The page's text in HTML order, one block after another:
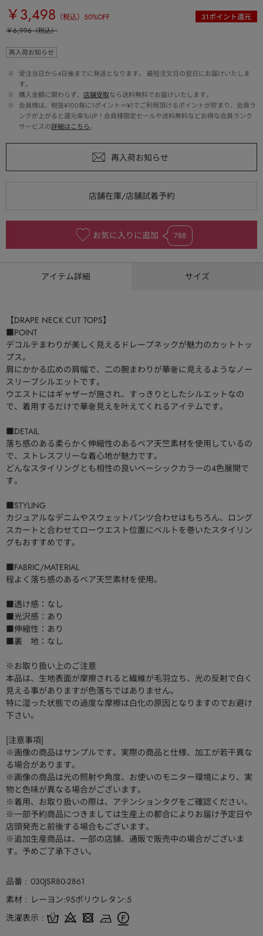
￥3,498 （税込） 50%OFF 31ポイント還元
￥6,996（税込）
再入荷お知らせ
※
受注当日から4日後までに発送となります。 最短注文日の翌日にお届けいたしま
す。
※
購入金額に関わらず、 店舗受取なら送料無料でお届けいたします。
※
会員様は、税抜¥100毎に1ポイント＝¥1でご利用頂けるポイントが貯まり、会員ラ
ンクが上がると還元率もUP！会員様限定セールや送料無料などお得な会員ランク
サービスの詳細はこちら。
お気に入りに追加 788
アイテム詳細 サイズ
【DRAPE NECK CUT TOPS】
■POINT
デコルテまわりが美しく見えるドレープネックが魅力のカットトッ
プス。
肩にかかる広めの肩幅で、二の腕まわりが華奢に見えるようなノー
スリーブシルエットです。
ウエストにはギャザーが施され、すっきりとしたシルエットなの
で、着用するだけで華奢見えを叶えてくれるアイテムです。
■DETAIL
落ち感のある柔らかく伸縮性のあるベア天竺素材を使用しているの
で、ストレスフリーな着心地が魅力です。
どんなスタイリングとも相性の良いベーシックカラーの4色展開で
す。
■STYLING
カジュアルなデニムやスウェットパンツ合わせはもちろん、ロング
スカートと合わせてローウエスト位置にベルトを巻いたスタイリン
グもおすすめです。
■FABRIC/MATERIAL
程よく落ち感のあるベア天竺素材を使用。
■透け感：なし
■光沢感：あり
■伸縮性：あり
■裏 地：なし
※お取り扱い上のご注意
本品は、生地表面が摩擦されると繊維が毛羽立ち、光の反射で白く
見える事がありますが色落ちではありません。
特に湿った状態での過度な摩擦は白化の原因となりますのでお避け
下さい。
[注意事項]
※画像の商品はサンプルです。実際の商品と仕様、加工が若干異な
る場合があります。
※画像の商品は光の照射や角度、お使いのモニター環境により、実
物と色味が異なる場合がございます。
※着用、お取り扱いの際は、アテンションタグをご確認ください。
※一部予約商品につきましては生産上の都合によりお届け予定日や
店頭発売と前後する場合もございます。
※追加生産商品は、一部の店舗、通販で販売中の場合がございま
す。予めご了承下さい。
品番
030JSR80-2861
素材
レーヨン:95ポリウレタン:5
洗濯表示